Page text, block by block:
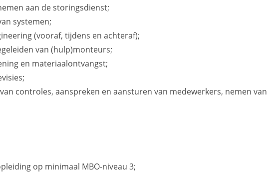
aan de storingsdienst;
systemen;
(vooraf, tijdens en achteraf);
van (hulp)monteurs;
en materiaalontvangst;
controles, aanspreken en aansturen van medewerkers, nemen van
op minimaal MBO-niveau 3;